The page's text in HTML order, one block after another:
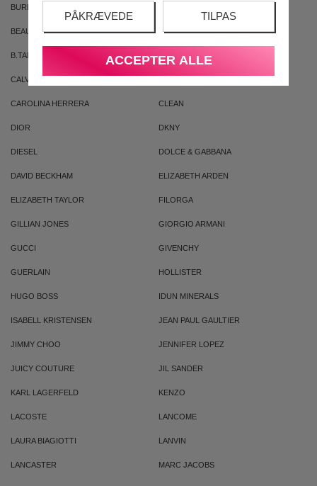
PÅKRÆVEDE TILPAS
ACCEPTER ALLE
BURBERRY
BEAUTE PACIFIQUE BADEANSTALTEN
B.TAN BRUNO BANANI
CALVIN KLEIN
CAROLINA HERRERA CLEAN
DIOR DKNY
DIESEL DOLCE & GABBANA
DAVID BECKHAM ELIZABETH ARDEN
ELIZABETH TAYLOR FILORGA
GILLIAN JONES GIORGIO ARMANI
GUCCI GIVENCHY
GUERLAIN HOLLISTER
HUGO BOSS IDUN MINERALS
ISABELL KRISTENSEN JEAN PAUL GAULTIER
JIMMY CHOO JENNIFER LOPEZ
JUICY COUTURE JIL SANDER
KARL LAGERFELD KENZO
LACOSTE LANCOME
LAURA BIAGIOTTI LANVIN
LANCASTER MARC JACOBS